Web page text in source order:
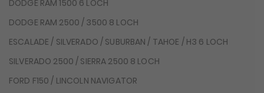
DODGE RAM 1500 6 LOCH
DODGE RAM 2500 / 3500 8 LOCH
ESCALADE / SILVERADO / SUBURBAN / TAHOE / H3 6 LOCH
SILVERADO 2500 / SIERRA 2500 8 LOCH
FORD F150 / LINCOLN NAVIGATOR